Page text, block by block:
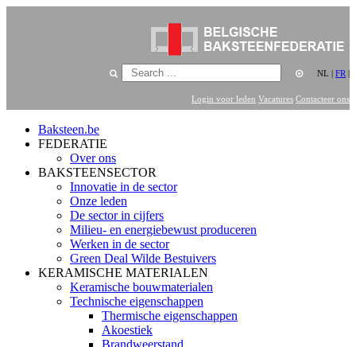
NL | FR |
Login voor leden Vacatures Contacteer ons
Baksteen.be
FEDERATIE
Over ons
BAKSTEENSECTOR
Innovatie in de sector
Onze leden
De sector in cijfers
Milieu- en energiebewust produceren
Werken in de sector
Green Deal Wilde Bestuivers
KERAMISCHE MATERIALEN
Keramische bouwmaterialen
Technische eigenschappen
Thermische eigenschappen
Akoestiek
Brandweerstand